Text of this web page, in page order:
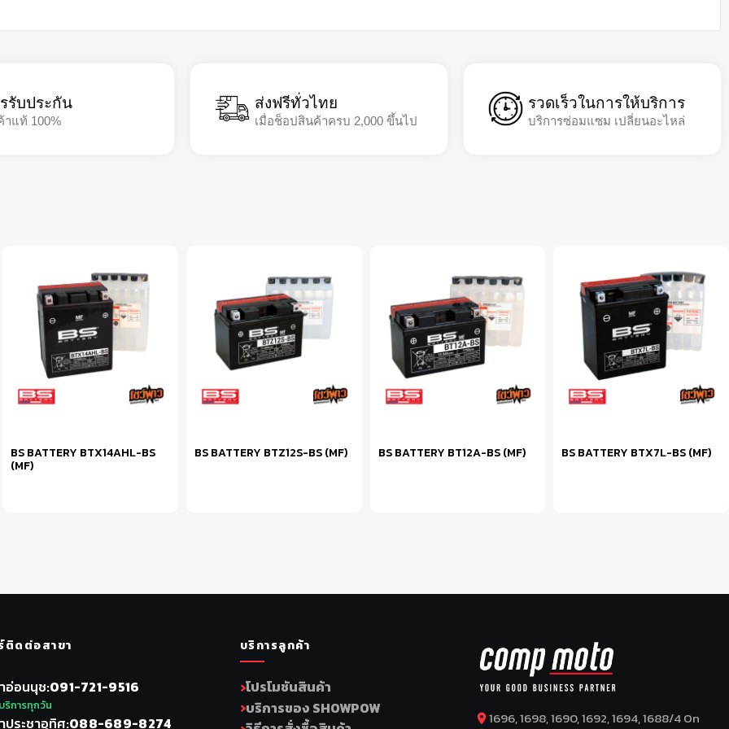
รับประกัน
าแท้ 100%
ส่งฟรีทั่วไทย
เมื่อช็อปสินค้าครบ 2,000 ขึ้นไป
รวดเร็วในการให้บริการ
บริการซ่อมแซม เปลี่ยนอะไหล่
BS BATTERY BTX14AHL-BS
(MF)
BS BATTERY BTZ12S-BS (MF) BS BATTERY BT12A-BS (MF) BS BATTERY BTX7L-BS (MF)
ติดต่อสาขา
อ่อนนุช 091-721-9516
ริการทุกวัน
ประชาอุทิศ 088-689-8274
บริการลูกค้า
โปรโมชันสินค้า
บริการของ SHOWPOW
1696, 1698, 1690, 1692, 1694, 1688/4 On